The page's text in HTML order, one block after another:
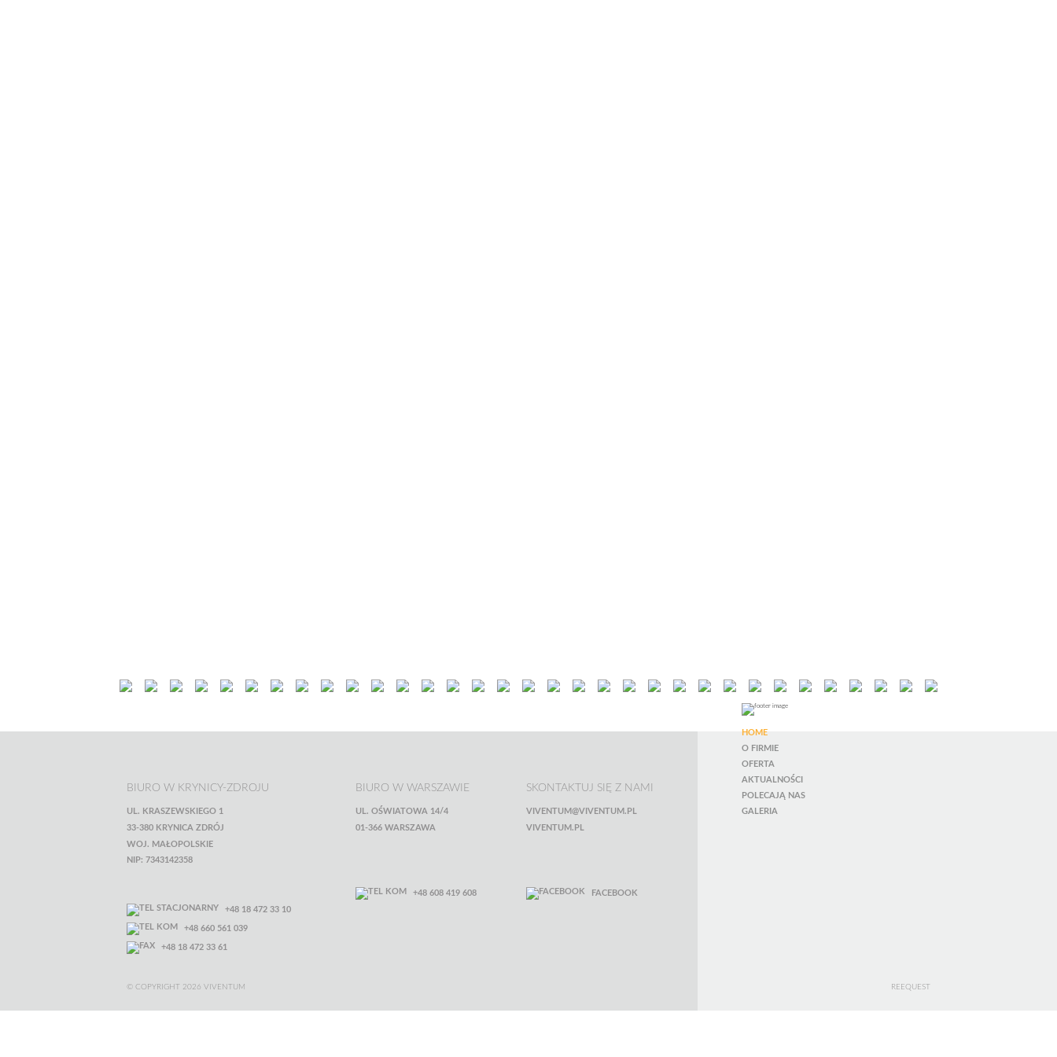
BIURO W KRYNICY-ZDROJU
UL. KRASZEWSKIEGO 1
33-380 KRYNICA ZDRÓJ
WOJ. MAŁOPOLSKIE
NIP: 7343142358
+48 18 472 33 10
+48 660 561 039
+48 18 472 33 61
BIURO W WARSZAWIE
UL. OŚWIATOWA 14/4
01-366 WARSZAWA
+48 608 419 608
SKONTAKTUJ SIĘ Z NAMI
VIVENTUM@VIVENTUM.PL
VIVENTUM.PL
FACEBOOK
© COPYRIGHT 2026 VIVENTUM
HOME
O FIRMIE
OFERTA
AKTUALNOŚCI
POLECAJĄ NAS
GALERIA
REEQUEST